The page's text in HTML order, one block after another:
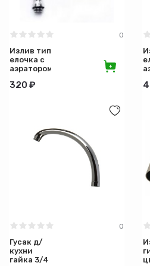
0
Излив тип
елочка с
аэратором
320 ₽
0
Гусак д/
кухни
гайка 3/4